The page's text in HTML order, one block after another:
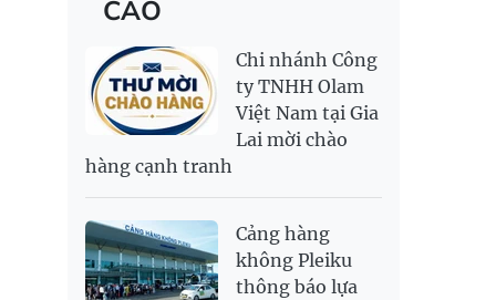
MYR
NOK
RUB
304.3
336.84
SAR
6,945.42
7,244.36
2,702.79
2,817.41
SGD
USD
26,000 26,030 26,410
RỒNG THĂNG
PNJ 138,500,000142,200,000
CÁO
Chi nhánh Công
ty TNHH Olam
Việt Nam tại Gia
Lai mời chào
hàng cạnh tranh
Cảng hàng
không Pleiku
thông báo lựa